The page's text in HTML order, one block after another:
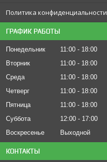
Политика конфиденциальности
ГРАФИК РАБОТЫ
Понедельник 11:00
18:00
Вторник
11:00
18:00
Среда
11:00
18:00
Четверг
11:00
18:00
Пятница
11:00
18:00
Суббота
12:00
17:00
Воскресенье
Выходной
КОНТАКТЫ